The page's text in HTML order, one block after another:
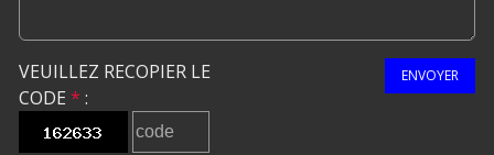
VEUILLEZ RECOPIER LE
CODE * :
ENVOYER